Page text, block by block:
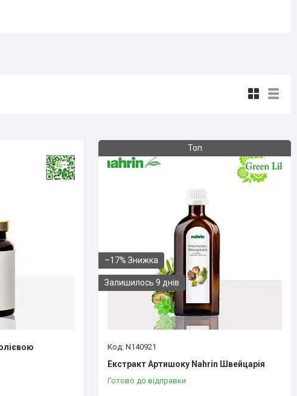
Топ
–17%
Залишилось 9 днів
N140921
Екстракт Артишоку Nahrin Швейцарія
Готово до відправки